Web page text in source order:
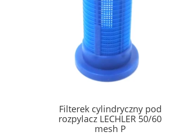
Filterek cylindryczny pod
rozpylacz LECHLER 50/60
mesh P